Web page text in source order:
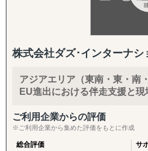
株式会社ダズ･インターナシ
アジアエリア（東南・東・南
EU進出における伴走支援と現
ご利用企業からの評価
※ご利用企業から集めた評価をもとに作成
総合評価 サ